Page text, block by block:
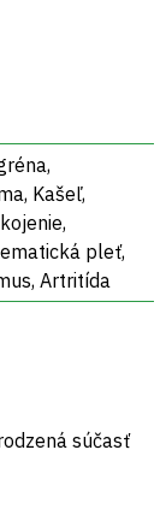
Kašeľ,
pleť,
Artritída
súčasť